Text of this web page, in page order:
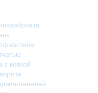
с ковкой
панелей